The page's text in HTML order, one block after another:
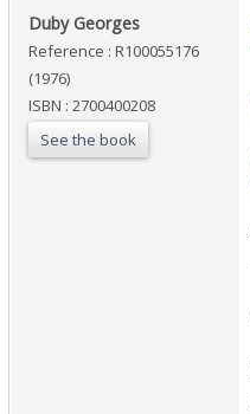
‎Duby Georges‎
Reference : R100055176
(1976)
ISBN : 2700400208
See the book